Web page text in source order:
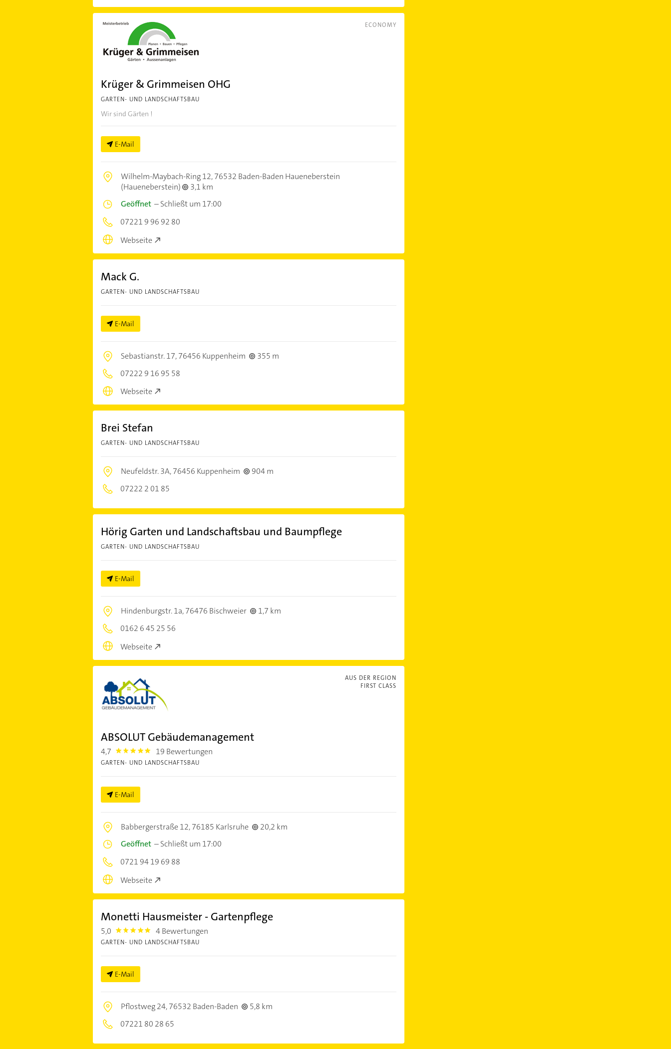
ECONOMY
Krüger & Grimmeisen OHG
GARTEN- UND LANDSCHAFTSBAU
Wir sind Gärten !
E-Mail
Wilhelm-Maybach-Ring 12,76532 Baden-Baden Haueneberstein
(Haueneberstein)
3,1 km
Geöffnet–Schließt um 17:00
07221 9 96 92 80
Webseite
Mack G.
GARTEN- UND LANDSCHAFTSBAU
E-Mail
Sebastianstr. 17,76456 Kuppenheim
355 m
07222 9 16 95 58
Webseite
Brei Stefan
GARTEN- UND LANDSCHAFTSBAU
Neufeldstr. 3A,76456 Kuppenheim
904 m
07222 2 01 85
Hörig Garten und Landschaftsbau und Baumpflege
GARTEN- UND LANDSCHAFTSBAU
E-Mail
Hindenburgstr. 1a,76476 Bischweier
1,7 km
0162 6 45 25 56
Webseite
AUS DER REGION
FIRST CLASS
ABSOLUT Gebäudemanagement
4,7 4.7000003 19 Bewertungen
GARTEN- UND LANDSCHAFTSBAU
E-Mail
Babbergerstraße 12,76185 Karlsruhe
20,2 km
Geöffnet–Schließt um 17:00
0721 94 19 69 88
Webseite
Monetti Hausmeister - Gartenpflege
5,0 5.0 4 Bewertungen
GARTEN- UND LANDSCHAFTSBAU
E-Mail
Pflostweg 24,76532 Baden-Baden
5,8 km
07221 80 28 65